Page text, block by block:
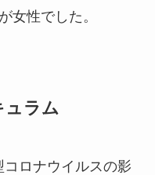
女性でした。
ュラム
ロナウイルスの影